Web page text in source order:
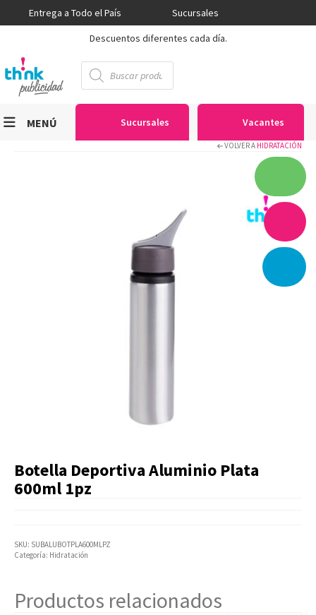
Entrega a Todo el País
Sucursales
Descuentos diferentes cada día.
Búsqueda
de
productos
Sucursales Vacantes
MENÚ
Serigrafía
Gran Formato
Textiles
Equipos
VOLVER A HIDRATACIÓN
Botella Deportiva Aluminio Plata
600ml 1pz
SKU: SUBALUBOTPLA600MLPZ
Categoría: Hidratación
Productos relacionados